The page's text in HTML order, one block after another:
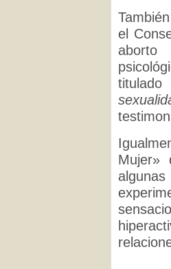
el
aborto
titulado
Mujer»